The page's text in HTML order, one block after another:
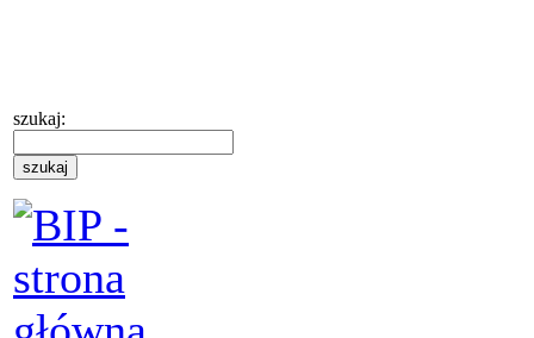
szukaj: